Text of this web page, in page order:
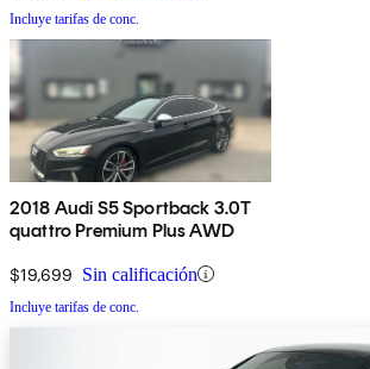
Incluye tarifas de conc.
2018 Audi S5 Sportback 3.0T
quattro Premium Plus AWD
$19,699 Sin calificación
Incluye tarifas de conc.